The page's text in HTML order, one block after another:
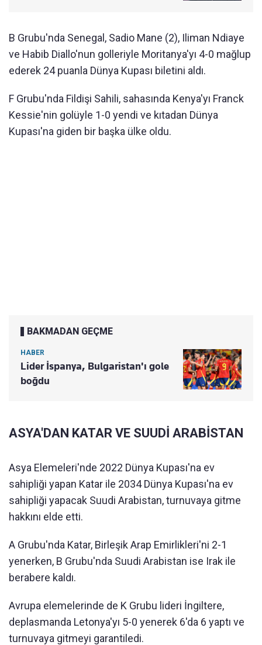
B Grubu'nda Senegal, Sadio Mane (2), Iliman Ndiaye
ve Habib Diallo'nun golleriyle Moritanya'yı 4-0 mağlup
ederek 24 puanla Dünya Kupası biletini aldı.
F Grubu'nda Fildişi Sahili, sahasında Kenya'yı Franck
Kessie'nin golüyle 1-0 yendi ve kıtadan Dünya
Kupası'na giden bir başka ülke oldu.
BAKMADAN GEÇME
HABER
Lider İspanya, Bulgaristan'ı gole
boğdu
ASYA'DAN KATAR VE SUUDİ ARABİSTAN
Asya Elemeleri'nde 2022 Dünya Kupası'na ev
sahipliği yapan Katar ile 2034 Dünya Kupası'na ev
sahipliği yapacak Suudi Arabistan, turnuvaya gitme
hakkını elde etti.
A Grubu'nda Katar, Birleşik Arap Emirlikleri'ni 2-1
yenerken, B Grubu'nda Suudi Arabistan ise Irak ile
berabere kaldı.
Avrupa elemelerinde de K Grubu lideri İngiltere,
deplasmanda Letonya'yı 5-0 yenerek 6'da 6 yaptı ve
turnuvaya gitmeyi garantiledi.